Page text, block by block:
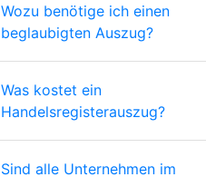
Wozu benötige ich einen
beglaubigten Auszug?
Was kostet ein
Handelsregisterauszug?
Sind alle Unternehmen im